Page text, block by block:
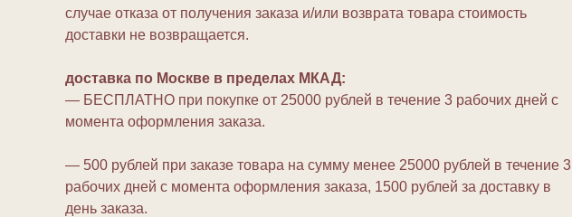
случае отказа от получения заказа и/или возврата товара стоимость
доставки не возвращается.
доставка по Москве в пределах МКАД:
— БЕСПЛАТНО при покупке от 25000 рублей в течение 3 рабочих дней с
момента оформления заказа.
— 500 рублей при заказе товара на сумму менее 25000 рублей в течение 3
рабочих дней с момента оформления заказа, 1500 рублей за доставку в
день заказа.